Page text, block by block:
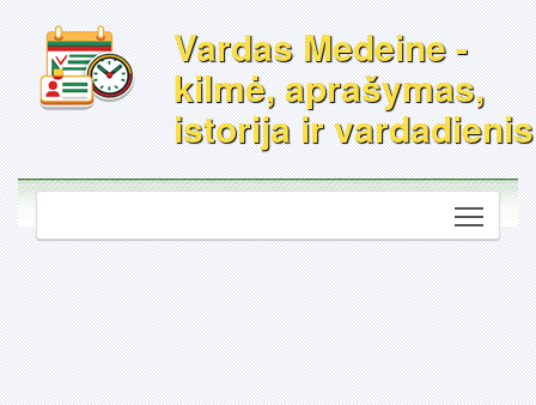
Vardas Medeine -
kilmė, aprašymas,
istorija ir vardadienis